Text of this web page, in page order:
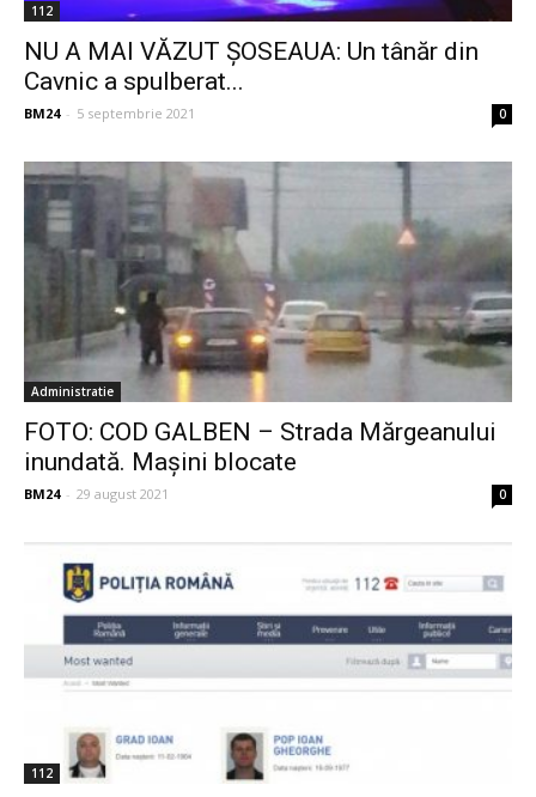
112
NU A MAI VĂZUT ȘOSEAUA: Un tânăr din
Cavnic a spulberat...
BM24 - 5 septembrie 2021 0
Administratie
FOTO: COD GALBEN – Strada Mărgeanului
inundată. Maşini blocate
BM24 - 29 august 2021 0
112